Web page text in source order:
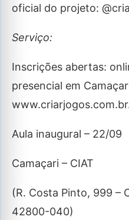
oficial do projeto:
Serviço:
Inscrições abertas:
presencial em
Aula inaugural – 22/09
Camaçari – CIAT
(R. Costa Pinto, 999 –
42800-040)